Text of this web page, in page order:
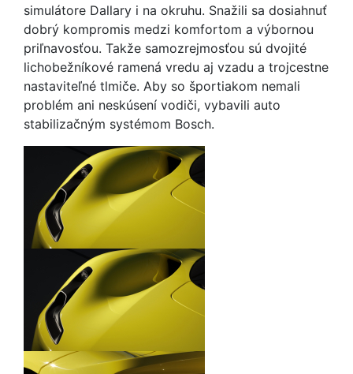
simulátore Dallary i na okruhu. Snažili sa dosiahnuť
dobrý kompromis medzi komfortom a výbornou
priľnavosťou. Takže samozrejmosťou sú dvojité
lichobežníkové ramená vredu aj vzadu a trojcestne
nastaviteľné tlmiče. Aby so športiakom nemali
problém ani neskúsení vodiči, vybavili auto
stabilizačným systémom Bosch.